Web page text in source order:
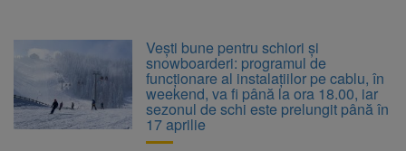
Vești bune pentru schiori și
snowboarderi: programul de
funcționare al instalațiilor pe cablu, în
weekend, va fi până la ora 18.00, iar
sezonul de schi este prelungit până în
17 aprilie